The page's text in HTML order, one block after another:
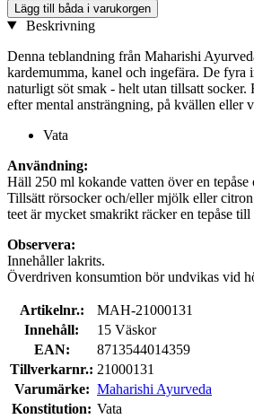
Lägg till båda i varukorgen
Beskrivning
Denna teblandning från Maharishi
kardemumma, kanel och ingefära. De fyra
naturligt söt smak - helt utan tillsatt socker.
efter mental ansträngning, på kvällen eller
Vata
Användning:
Häll 250 ml kokande vatten över en tepåse
Tillsätt rörsocker och/eller mjölk eller
teet är mycket smakrikt räcker en tepåse till
Observera:
Innehåller lakrits.
Överdriven konsumtion bör undvikas vid
Artikelnr.:
MAH-21000131
Innehåll:
15 Väskor
EAN:
8713544014359
Tillverkarnr.: 21000131
Varumärke: Maharishi Ayurveda
Konstitution: Vata